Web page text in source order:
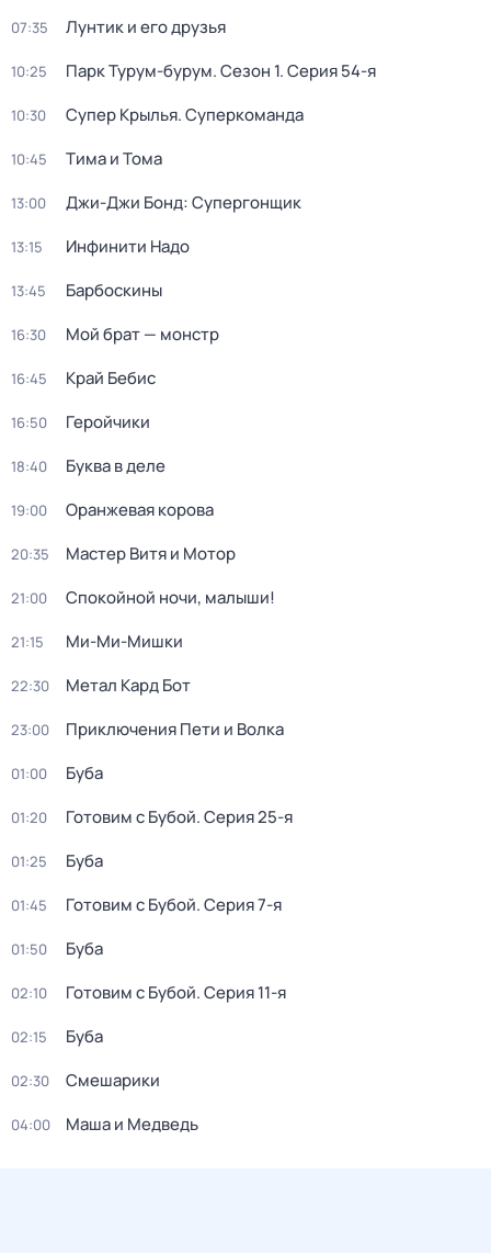
07:35 Лунтик и его друзья
10:25 Парк Турум-бурум. Сезон 1. Серия 54-я
10:30 Супер Крылья. Суперкоманда
10:45 Тима и Тома
13:00 Джи-Джи Бонд: Супергонщик
13:15 Инфинити Надо
13:45 Барбоскины
16:30 Мой брат — монстр
16:45 Край Бебис
16:50 Геройчики
18:40 Буква в деле
19:00 Оранжевая корова
20:35 Мастер Витя и Мотор
21:00 Спокойной ночи, малыши!
21:15 Ми-Ми-Мишки
22:30 Метал Кард Бот
23:00 Приключения Пети и Волка
01:00 Буба
01:20 Готовим с Бубой. Серия 25-я
01:25 Буба
01:45 Готовим с Бубой. Серия 7-я
01:50 Буба
02:10 Готовим с Бубой. Серия 11-я
02:15 Буба
02:30 Смешарики
04:00 Маша и Медведь